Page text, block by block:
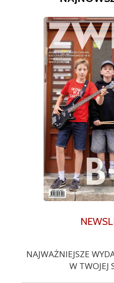
NAJWAŻNIEJSZE
W TWOJEJ